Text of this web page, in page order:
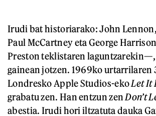
Irudi bat historiarako: John
Paul McCartney eta George
Preston teklistaren
gainean jotzen. 1969ko urtarrilaren
Londresko Apple Studios-ekoLet It
grabatu zen. Han entzun zen Don’t
abestia. Irudi hori iltzatuta dauka